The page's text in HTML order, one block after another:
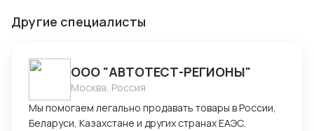
Другие специалисты
ООО "АВТОТЕСТ-РЕГИОНЫ"
Москва, Россия
Мы помогаем легально продавать товары в России,
Беларуси, Казахстане и других странах ЕАЭС.